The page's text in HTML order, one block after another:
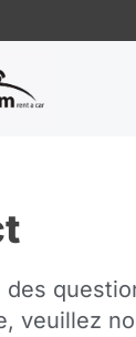
des
veuillez